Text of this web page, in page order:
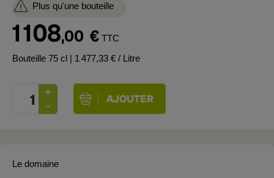
Plus qu'une bouteille
1 108,00 € TTC
Bouteille 75 cl | 1 477,33 € / Litre
Le domaine